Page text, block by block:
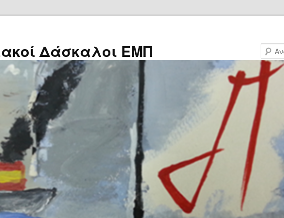
Δάσκαλοι ΕΜΠ